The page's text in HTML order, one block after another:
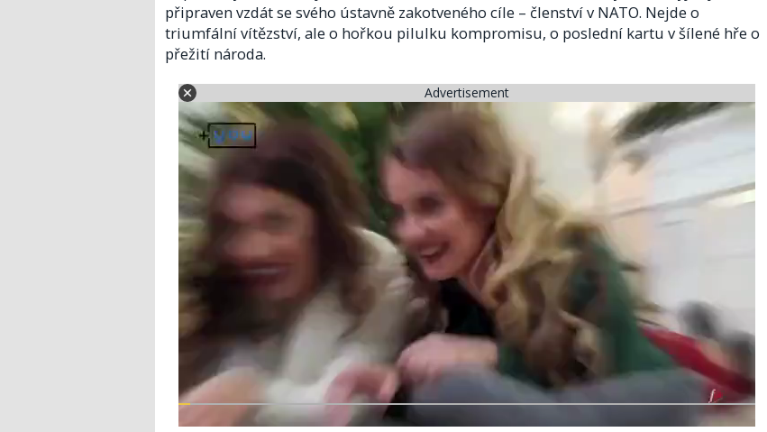
připraven vzdát se svého ústavně zakotveného cíle – členství v NATO. Nejde o
triumfální vítězství, ale o hořkou pilulku kompromisu, o poslední kartu v šílené hře o
přežití národa.
Advertisement